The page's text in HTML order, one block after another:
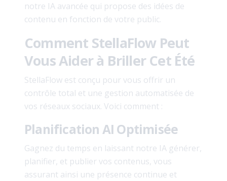
notre IA avancée qui propose des idées de
contenu en fonction de votre public.
Comment StellaFlow Peut
Vous Aider à Briller Cet Été
StellaFlow est conçu pour vous offrir un
contrôle total et une gestion automatisée de
vos réseaux sociaux. Voici comment :
Planification AI Optimisée
Gagnez du temps en laissant notre IA générer,
planifier, et publier vos contenus, vous
assurant ainsi une présence continue et